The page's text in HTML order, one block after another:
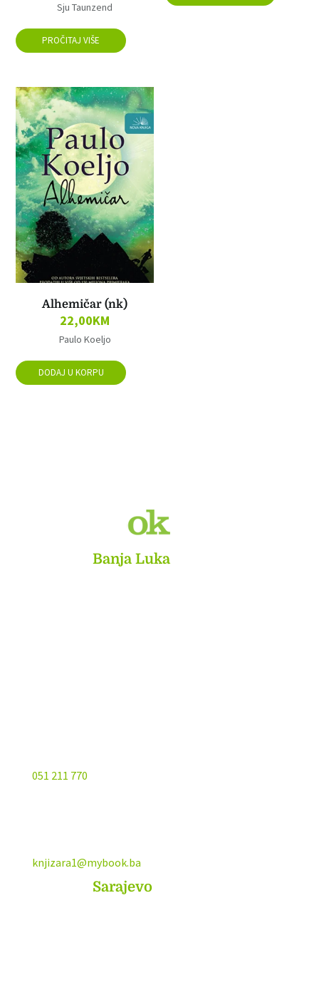
Sju Taunzend
PROČITAJ VIŠE
Alhemičar (nk)
22,00KM
Paulo Koeljo
DODAJ U KORPU
Banja Luka
051 211 770
knjizara1@mybook.ba
Sarajevo